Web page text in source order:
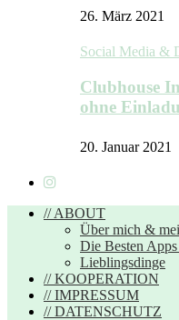
26. März 2021
Social Media &
Clubhouse
ohne
20. Januar 2021
// ABOUT
Über mich &
Die Besten
Lieblingsdinge
// KOOPERATION
// IMPRESSUM
// DATENSCHUTZ